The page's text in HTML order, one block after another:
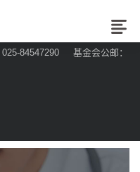
025-84547290 基金会公邮：